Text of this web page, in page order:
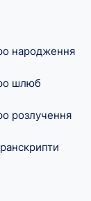
народження
шлюб
розлучення